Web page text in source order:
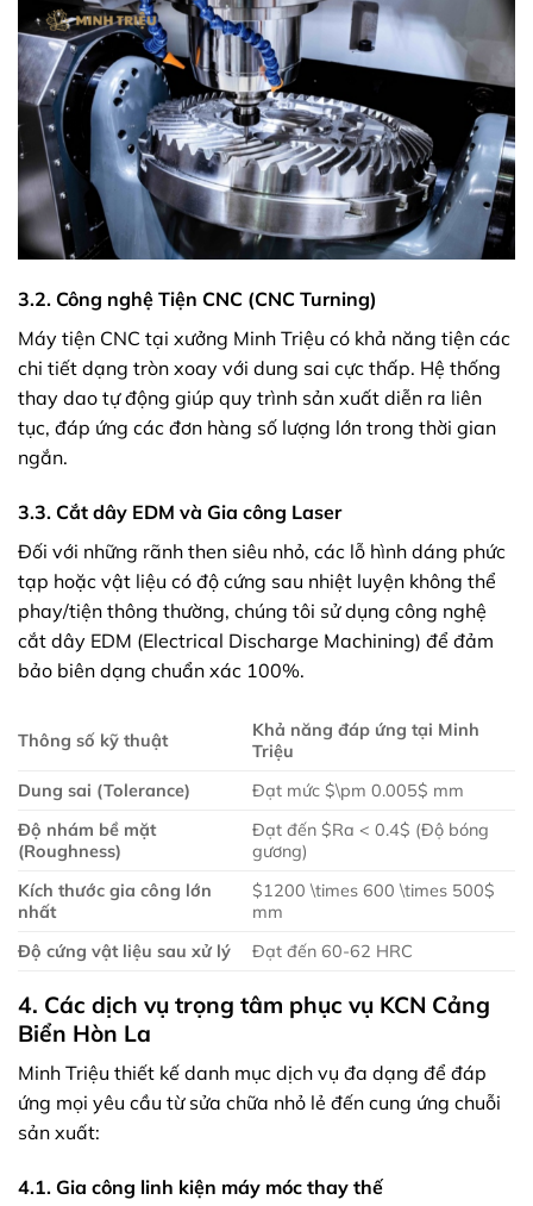
3.2. Công nghệ Tiện CNC (CNC Turning)
Máy tiện CNC tại xưởng Minh Triệu có khả năng tiện các
chi tiết dạng tròn xoay với dung sai cực thấp. Hệ thống
thay dao tự động giúp quy trình sản xuất diễn ra liên
tục, đáp ứng các đơn hàng số lượng lớn trong thời gian
ngắn.
3.3. Cắt dây EDM và Gia công Laser
Đối với những rãnh then siêu nhỏ, các lỗ hình dáng phức
tạp hoặc vật liệu có độ cứng sau nhiệt luyện không thể
phay/tiện thông thường, chúng tôi sử dụng công nghệ
cắt dây EDM (Electrical Discharge Machining) để đảm
bảo biên dạng chuẩn xác 100%.
Thông số kỹ thuật
Khả năng đáp ứng tại Minh
Triệu
Dung sai (Tolerance)
Đạt mức$\pm 0.005$ mm
Độ nhám bề mặt
(Roughness)
Đạt đến$Ra < 0.4$ (Độ bóng
gương)
Kích thước gia công lớn
nhất
$1200 \times 600 \times 500$
mm
Độ cứng vật liệu sau xử lý
Đạt đến 60-62 HRC
4. Các dịch vụ trọng tâm phục vụ KCN Cảng
Biển Hòn La
Minh Triệu thiết kế danh mục dịch vụ đa dạng để đáp
ứng mọi yêu cầu từ sửa chữa nhỏ lẻ đến cung ứng chuỗi
sản xuất:
4.1. Gia công linh kiện máy móc thay thế